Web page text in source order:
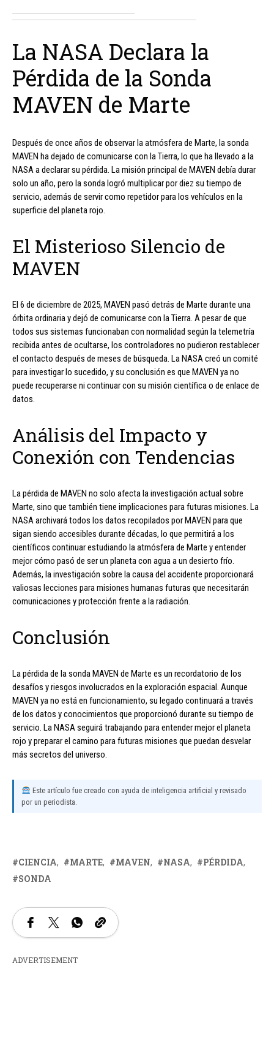
La NASA Declara la
Pérdida de la Sonda
MAVEN de Marte
Después de once años de observar la atmósfera de Marte, la sonda
MAVEN ha dejado de comunicarse con la Tierra, lo que ha llevado a la
NASA a declarar su pérdida. La misión principal de MAVEN debía durar
solo un año, pero la sonda logró multiplicar por diez su tiempo de
servicio, además de servir como repetidor para los vehículos en la
superficie del planeta rojo.
El Misterioso Silencio de
MAVEN
El 6 de diciembre de 2025, MAVEN pasó detrás de Marte durante una
órbita ordinaria y dejó de comunicarse con la Tierra. A pesar de que
todos sus sistemas funcionaban con normalidad según la telemetría
recibida antes de ocultarse, los controladores no pudieron restablecer
el contacto después de meses de búsqueda. La NASA creó un comité
para investigar lo sucedido, y su conclusión es que MAVEN ya no
puede recuperarse ni continuar con su misión científica o de enlace de
datos.
Análisis del Impacto y
Conexión con Tendencias
La pérdida de MAVEN no solo afecta la investigación actual sobre
Marte, sino que también tiene implicaciones para futuras misiones. La
NASA archivará todos los datos recopilados por MAVEN para que
sigan siendo accesibles durante décadas, lo que permitirá a los
científicos continuar estudiando la atmósfera de Marte y entender
mejor cómo pasó de ser un planeta con agua a un desierto frío.
Además, la investigación sobre la causa del accidente proporcionará
valiosas lecciones para misiones humanas futuras que necesitarán
comunicaciones y protección frente a la radiación.
Conclusión
La pérdida de la sonda MAVEN de Marte es un recordatorio de los
desafíos y riesgos involucrados en la exploración espacial. Aunque
MAVEN ya no está en funcionamiento, su legado continuará a través
de los datos y conocimientos que proporcionó durante su tiempo de
servicio. La NASA seguirá trabajando para entender mejor el planeta
rojo y preparar el camino para futuras misiones que puedan desvelar
más secretos del universo.
Este artículo fue creado con ayuda de inteligencia artificial y revisado
por un periodista.
CIENCIA MARTE MAVEN NASA
PÉRDIDA
SONDA
ADVERTISEMENT